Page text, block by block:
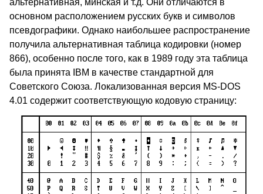
альтернативная, минская и т.д. Они отличаются в
основном расположением русских букв и символов
псевдографики. Однако наибольшее распространение
получила альтернативная таблица кодировки (номер
866), особенно после того, как в 1989 году эта таблица
была принята IBM в качестве стандартной для
Советского Союза. Локализованная версия MS-DOS
4.01 содержит соответствующую кодовую страницу: